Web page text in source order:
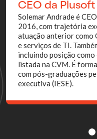
CEO da Plusoft
Solemar Andrade é
2016, com trajetória
atuação anterior como
e serviços de TI.
incluindo posição como
listada na CVM. É
com pós-graduações
executiva (IESE).